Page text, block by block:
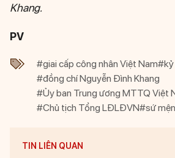
Khang.
PV
#giai cấp công nhân Việt Nam#kỷ
#đồng chí Nguyễn Đình Khang
#Ủy ban Trung ương MTTQ Việt
#Chủ tịch Tổng LĐLĐVN#sứ
TIN LIÊN QUAN